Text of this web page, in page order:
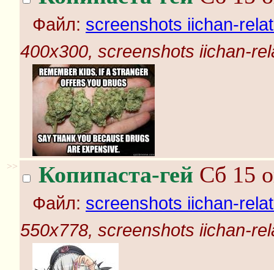
Файл: screenshots iichan-
400x300, screenshots iichan-
>> Копипаста-гей Сб 15
Файл: screenshots iichan-
550x778, screenshots iichan-